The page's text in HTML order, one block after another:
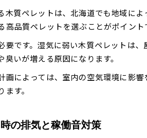
木質ペレットは、北海道でも地域に
高品質ペレットを選ぶことがポイント
要です。湿気に弱い木質ペレットは
いが増える原因になります。
画によっては、室内の空気環境に影
す。
の排気と稼働音対策